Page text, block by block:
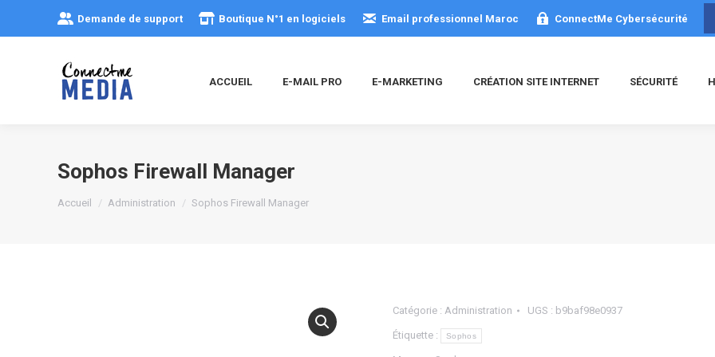
Demande de support Boutique N°1 en logiciels Email professionnel Maroc ConnectMe Cybersécurité
ACCUEIL E-MAIL PRO E-MARKETING CRÉATION SITE INTERNET SÉCURITÉ
Sophos Firewall Manager
Vous êtes ici :
Accueil Administration Sophos Firewall Manager
Catégorie : Administration UGS : b9baf98e0937
Étiquette : Sophos